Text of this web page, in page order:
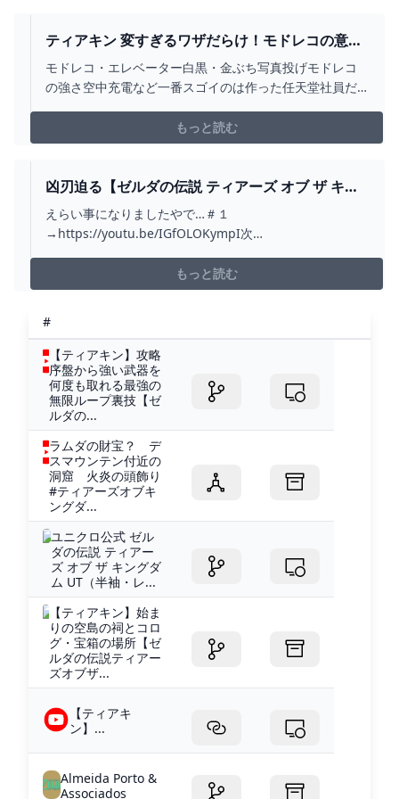
ティアキン 変すぎるワザだらけ！モドレコの意外
な小技１４ ゼルダの伝説 ティアーズ オブ ザ キン
グダム - YOUTUBE
モドレコ・エレベーター白黒・金ぶち写真投げモドレコ
の強さ空中充電など一番スゴイのは作った任天堂社員だ
g0UE7gg・クイで飛ぶ方法
https://youtu.be/pKXaZWhzw0E・スケボー参考
もっと読む
凶刃迫る【ゼルダの伝説 ティアーズ オブ ザ キン
グダム】＃５５ - YOUTUBE
えらい事になりましたやで…＃１
→https://youtu.be/IGfOLOKympI次
http://twitter.com/ushizawa【ゼルダの伝説ティアキン
再生リスト】https://www.youtube.com/play...
もっと読む
#
【ティアキン】攻略
序盤から強い武器を
何度も取れる最強の
無限ループ裏技【ゼ
ルダの...
ラムダの財宝？ デ
スマウンテン付近の
洞窟 火炎の頭飾り
#ティアーズオブキ
ングダ...
ユニクロ公式 ゼル
ダの伝説 ティアー
ズ オブ ザ キングダ
ム UT（半袖・レ...
【ティアキン】始ま
りの空島の祠とコロ
グ・宝箱の場所【ゼ
ルダの伝説ティアー
ズオブザ...
【ティアキ
ン】...
Almeida Porto &
Associados